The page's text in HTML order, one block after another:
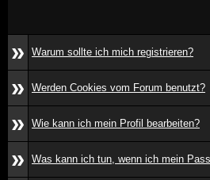
»
Warum sollte ich mich registrieren?
» Werden Cookies vom Forum benutzt?
» Wie kann ich mein Profil bearbeiten?
» Was kann ich tun, wenn ich mein